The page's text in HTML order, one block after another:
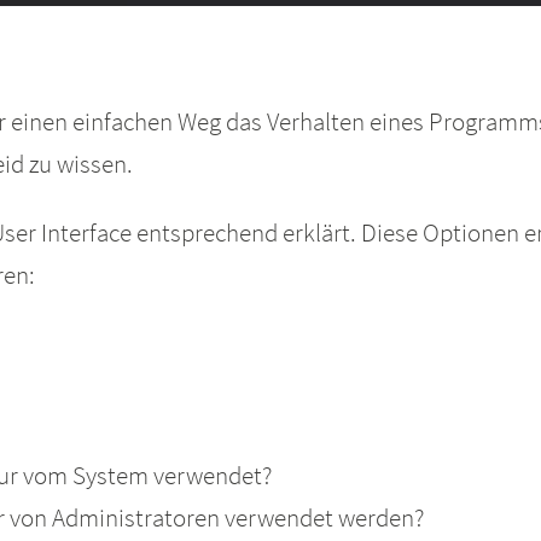
einfachen Weg das Verhalten eines
zu wissen.
Interface entsprechend erklärt. Diese Optionen
vom System verwendet?
Administratoren verwendet werden?